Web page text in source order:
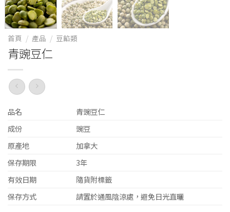
首頁 / 產品 / 豆餡類
青豌豆仁
品名
青豌豆仁
成份
豌豆
原產地
加拿大
保存期限
3年
有效日期
隨貨附標籤
保存方式
請置於通風陰涼處，避免日光直曬